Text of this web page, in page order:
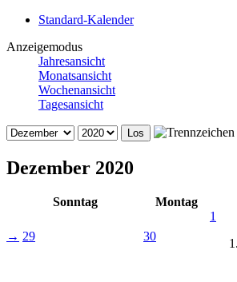
Standard-Kalender
Anzeigemodus
Jahresansicht
Monatsansicht
Wochenansicht
Tagesansicht
Dezember 2020
Sonntag Montag
→ 29 30
1